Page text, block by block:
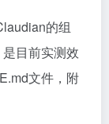
的组
目前实测效
文件，附